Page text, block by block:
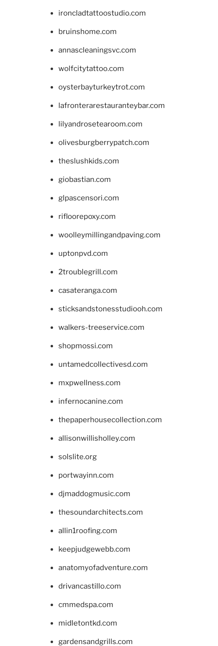
ironcladtattoostudio.com
bruinshome.com
annascleaningsvc.com
wolfcitytattoo.com
oysterbayturkeytrot.com
lafronterarestauranteybar.com
lilyandrosetearoom.com
olivesburgberrypatch.com
theslushkids.com
giobastian.com
glpascensori.com
rifloorepoxy.com
woolleymillingandpaving.com
uptonpvd.com
2troublegrill.com
casateranga.com
sticksandstonesstudiooh.com
walkers-treeservice.com
shopmossi.com
untamedcollectivesd.com
mxpwellness.com
infernocanine.com
thepaperhousecollection.com
allisonwillisholley.com
solslite.org
portwayinn.com
djmaddogmusic.com
thesoundarchitects.com
allin1roofing.com
keepjudgewebb.com
anatomyofadventure.com
drivancastillo.com
cmmedspa.com
midletontkd.com
gardensandgrills.com